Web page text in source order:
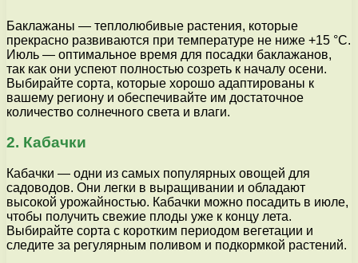
Баклажаны — теплолюбивые растения, которые
прекрасно развиваются при температуре не ниже +15 °C.
Июль — оптимальное время для посадки баклажанов,
так как они успеют полностью созреть к началу осени.
Выбирайте сорта, которые хорошо адаптированы к
вашему региону и обеспечивайте им достаточное
количество солнечного света и влаги.
2. Кабачки
Кабачки — одни из самых популярных овощей для
садоводов. Они легки в выращивании и обладают
высокой урожайностью. Кабачки можно посадить в июле,
чтобы получить свежие плоды уже к концу лета.
Выбирайте сорта с коротким периодом вегетации и
следите за регулярным поливом и подкормкой растений.